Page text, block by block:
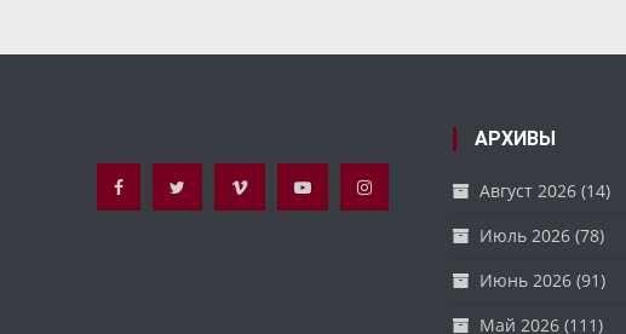
записям
АРХИВЫ
Август 2026(14)
Июль 2026(78)
Июнь 2026(91)
Май 2026(111)